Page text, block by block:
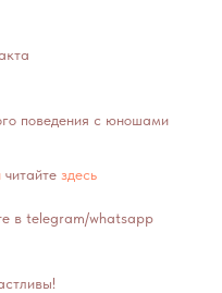
поведения с юношами
читайте здесь
в telegram/whatsapp